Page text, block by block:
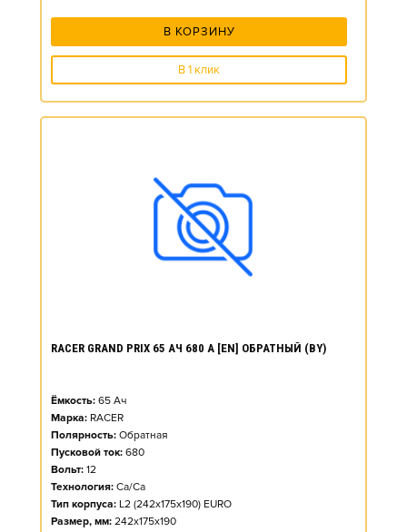
В КОРЗИНУ
В 1 клик
RACER GRAND PRIX 65 АЧ 680 А [EN] ОБРАТНЫЙ (BY)
Ёмкость: 65 Ач
Марка: RACER
Полярность: Обратная
Пусковой ток: 680
Вольт: 12
Технология: Ca/Ca
Тип корпуса: L2 (242x175x190) EURO
Размер, мм: 242x175x190